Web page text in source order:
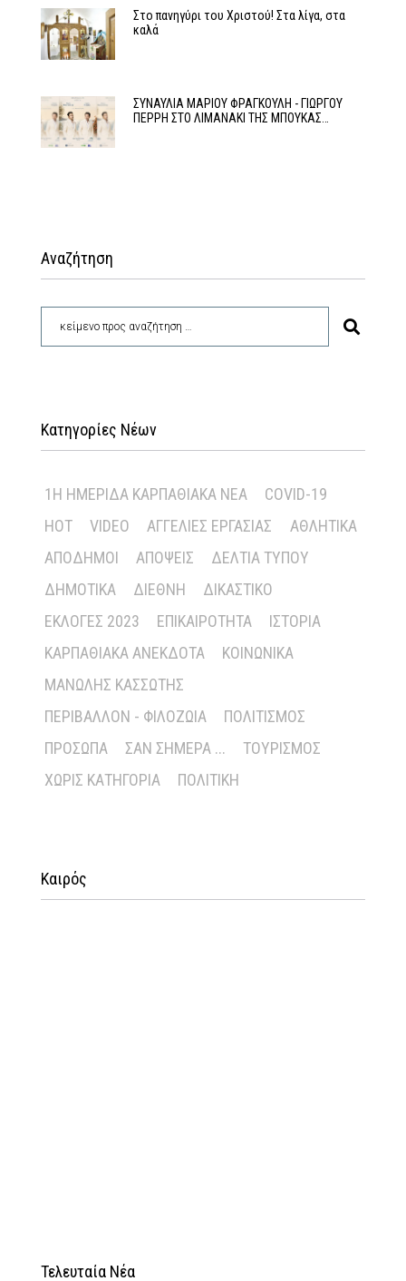
Στο πανηγύρι του Χριστού! Στα λίγα, στα
καλά
ΣΥΝΑΥΛΙΑ ΜΑΡΙΟΥ ΦΡΑΓΚΟΥΛΗ - ΓΙΩΡΓΟΥ
ΠΕΡΡΗ ΣΤΟ ΛΙΜΑΝΑΚΙ ΤΗΣ ΜΠΟΥΚΑΣ…
Αναζήτηση
Κατηγορίες Νέων
1Η ΗΜΕΡΊΔΑ ΚΑΡΠΑΘΙΑΚΆ ΝΈΑ
COVID-19
HOT
VIDEO ΑΓΓΕΛΊΕΣ ΕΡΓΑΣΊΑΣ
ΑΘΛΗΤΙΚΆ
ΑΠΌΔΗΜΟΙ
ΑΠΌΨΕΙΣ
ΔΕΛΤΊΑ ΤΎΠΟΥ
ΔΗΜΟΤΙΚΆ
ΔΙΕΘΝΉ
ΔΙΚΑΣΤΙΚΌ
ΕΚΛΟΓΈΣ 2023
ΕΠΙΚΑΙΡΌΤΗΤΑ
ΙΣΤΟΡΊΑ
ΚΑΡΠΑΘΙΑΚΆ ΑΝΈΚΔΟΤΑ
ΚΟΙΝΩΝΙΚΆ
ΜΑΝΏΛΗΣ ΚΑΣΣΏΤΗΣ
ΠΕΡΙΒΆΛΛΟΝ - ΦΙΛΟΖΩΊΑ
ΠΟΛΙΤΙΣΜΌΣ
ΠΡΌΣΩΠΑ
ΣΑΝ ΣΉΜΕΡΑ ...
ΤΟΥΡΙΣΜΌΣ
ΧΩΡΊΣ ΚΑΤΗΓΟΡΊΑ
ΠΟΛΙΤΙΚΉ
Καιρός
Τελευταία Νέα